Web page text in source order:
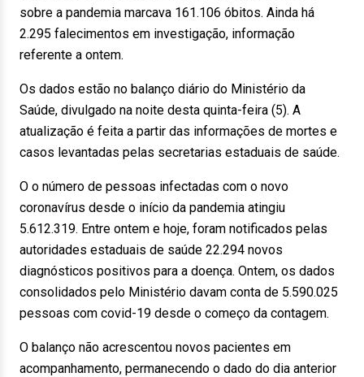
sobre a pandemia marcava 161.106 óbitos. Ainda há
2.295 falecimentos em investigação, informação
referente a ontem.
Os dados estão no balanço diário do Ministério da
Saúde, divulgado na noite desta quinta-feira (5). A
atualização é feita a partir das informações de mortes e
casos levantadas pelas secretarias estaduais de saúde.
O o número de pessoas infectadas com o novo
coronavírus desde o início da pandemia atingiu
5.612.319. Entre ontem e hoje, foram notificados pelas
autoridades estaduais de saúde 22.294 novos
diagnósticos positivos para a doença. Ontem, os dados
consolidados pelo Ministério davam conta de 5.590.025
pessoas com covid-19 desde o começo da contagem.
O balanço não acrescentou novos pacientes em
acompanhamento, permanecendo o dado do dia anterior